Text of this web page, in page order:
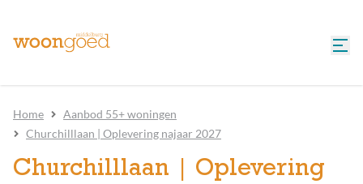
Home
Aanbod 55+ woningen
Churchilllaan | Oplevering najaar 2027
Churchilllaan | Oplevering